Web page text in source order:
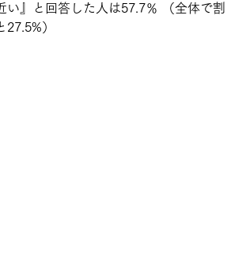
い』と回答した人は57.7％ （全体で割
27.5%）